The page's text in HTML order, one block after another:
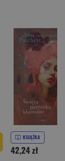
KSIĄŻKA
42,24 zł